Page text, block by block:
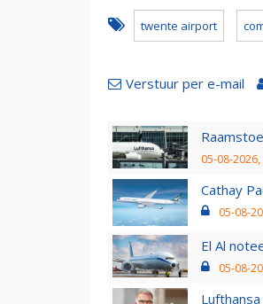
twente airport
Verstuur per e-mail
05-08-2026,
Cathay
05-08-
El Al
05-08-